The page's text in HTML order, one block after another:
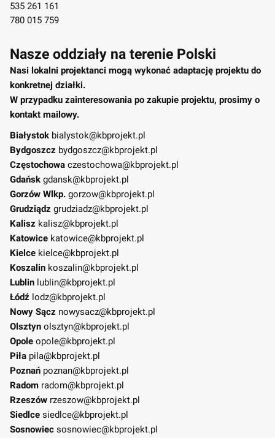
535 261 161
780 015 759
Nasze oddziały na terenie Polski
Nasi lokalni projektanci mogą wykonać adaptację projektu do
konkretnej działki.
W przypadku zainteresowania po zakupie projektu, prosimy o
kontakt mailowy.
Białystok bialystok@kbprojekt.pl
Bydgoszcz bydgoszcz@kbprojekt.pl
Częstochowa czestochowa@kbprojekt.pl
Gdańsk gdansk@kbprojekt.pl
Gorzów Wlkp. gorzow@kbprojekt.pl
Grudziądz grudziadz@kbprojekt.pl
Kalisz kalisz@kbprojekt.pl
Katowice katowice@kbprojekt.pl
Kielce kielce@kbprojekt.pl
Koszalin koszalin@kbprojekt.pl
Lublin lublin@kbprojekt.pl
Łódź lodz@kbprojekt.pl
Nowy Sącz nowysacz@kbprojekt.pl
Olsztyn olsztyn@kbprojekt.pl
Opole opole@kbprojekt.pl
Piła pila@kbprojekt.pl
Poznań poznan@kbprojekt.pl
Radom radom@kbprojekt.pl
Rzeszów rzeszow@kbprojekt.pl
Siedlce siedlce@kbprojekt.pl
Sosnowiec sosnowiec@kbprojekt.pl